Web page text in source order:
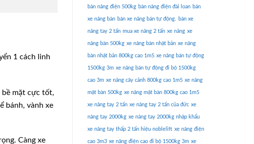
1 cách linh
mặt cực tốt,
bánh, vành xe
Càng xe
bàn nâng điện 500kg bàn nâng điện đài loan bán
xe nâng bàn bán xe nâng bán tự động. bán xe
nâng tay 2 tấn mua xe nâng 2 tấn xe nâng xe
nâng bàn 500kg xe nâng bàn nhật bản xe nâng
bàn nhật bản 800kg cao 1m5 xe nâng bán tự động
1500kg 3m xe nâng bán tự động đi bộ 1500kg
cao 3m xe nâng cây cảnh 800kg cao 1m5 xe nâng
mặt bàn 500kg xe nâng mặt bàn 800kg cao 1m5
xe nâng tay 2 tấn xe nâng tay 2 tấn của đức xe
nâng tay 2000kg xe nâng tay 2000kg nhập khẩu
xe nâng tay thấp 2 tấn hiệu noblelift xe nâng điện
cao 3m3 xe nâng điện cao đi bộ 1500kg 3m xe